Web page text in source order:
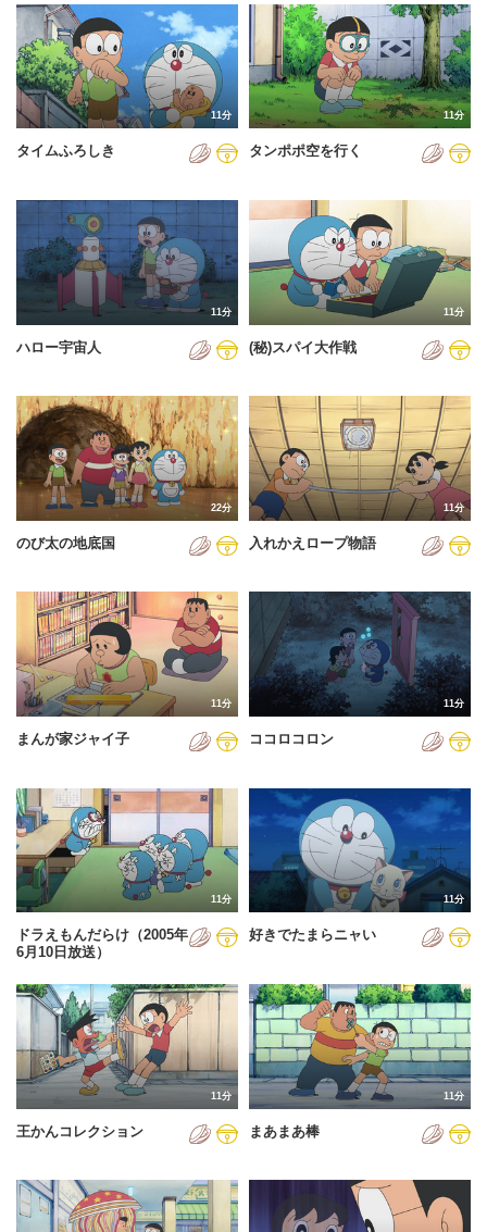
2024年
2025年
2026年
11分
タイムふろしき
11分
タンポポ空を行く
11分
ハロー宇宙人
11分
(秘)スパイ大作戦
22分
のび太の地底国
11分
入れかえロープ物語
11分
まんが家ジャイ子
11分
ココロコロン
11分
ドラえもんだらけ（2005年
6月10日放送）
11分
好きでたまらニャい
11分
王かんコレクション
11分
まあまあ棒